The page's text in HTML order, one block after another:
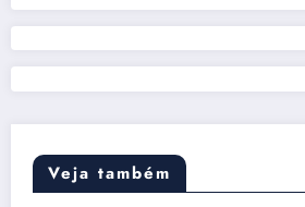
Veja também